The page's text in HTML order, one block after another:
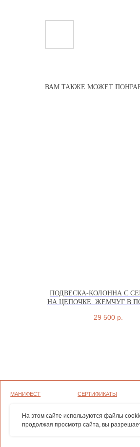
ВАМ ТАКЖЕ МОЖЕТ
ПОДВЕСКА-КОЛОННА С
НА ЦЕПОЧКЕ. ЖЕМЧУГ В
29 500 р.
СЕРТИФИКАТЫ
На этом сайте используются файлы
продолжая просмотр сайта, вы